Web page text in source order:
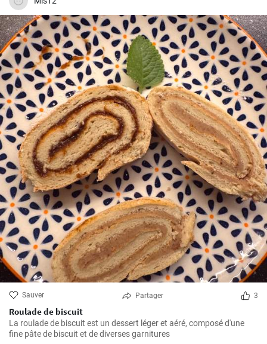
Sauver Partager 3
Roulade de biscuit
La roulade de biscuit est un dessert léger et aéré, composé d'une
fine pâte de biscuit et de diverses garnitures